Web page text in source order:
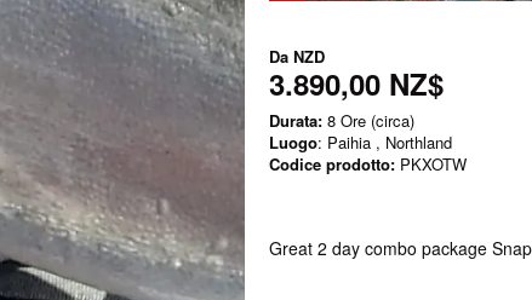
Da NZD
3.890,00 NZ$
Durata: 8 Ore (circa)
Luogo: Paihia , Northland
Codice prodotto: PKXOTW
Great 2 day combo package